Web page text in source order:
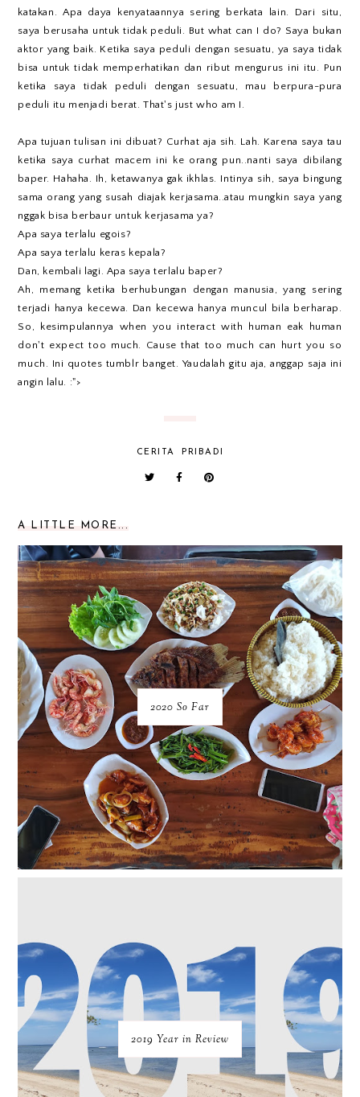
katakan. Apa daya kenyataannya sering berkata lain. Dari situ,
saya berusaha untuk tidak peduli. But what can I do? Saya bukan
aktor yang baik. Ketika saya peduli dengan sesuatu, ya saya tidak
bisa untuk tidak memperhatikan dan ribut mengurus ini itu. Pun
ketika saya tidak peduli dengan sesuatu, mau berpura-pura
peduli itu menjadi berat. That's just who am I.
Apa tujuan tulisan ini dibuat? Curhat aja sih. Lah. Karena saya tau
ketika saya curhat macem ini ke orang pun..nanti saya dibilang
baper. Hahaha. Ih, ketawanya gak ikhlas. Intinya sih, saya bingung
sama orang yang susah diajak kerjasama..atau mungkin saya yang
nggak bisa berbaur untuk kerjasama ya?
Apa saya terlalu egois?
Apa saya terlalu keras kepala?
Dan, kembali lagi. Apa saya terlalu baper?
Ah, memang ketika berhubungan dengan manusia, yang sering
terjadi hanya kecewa. Dan kecewa hanya muncul bila berharap.
So, kesimpulannya when you interact with human eak human
don't expect too much. Cause that too much can hurt you so
much. Ini quotes tumblr banget. Yaudalah gitu aja, anggap saja ini
angin lalu. :">
CERITA PRIBADI
A LITTLE MORE...
2020 So Far
2019 Year in Review